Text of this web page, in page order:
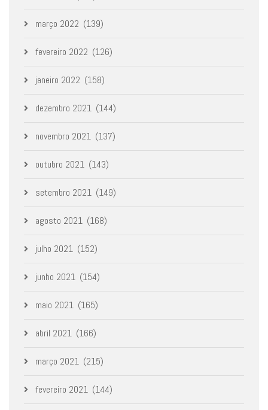
março 2022 (139)
fevereiro 2022 (126)
janeiro 2022 (158)
dezembro 2021 (144)
novembro 2021 (137)
outubro 2021 (143)
setembro 2021 (149)
agosto 2021 (168)
julho 2021 (152)
junho 2021 (154)
maio 2021 (165)
abril 2021 (166)
março 2021 (215)
fevereiro 2021 (144)